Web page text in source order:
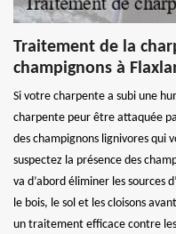
Traitement de la
champignons à
Si votre charpente a subi une
charpente peur être attaquée
des champignons lignivores qui
suspectez la présence des
va d’abord éliminer les sources
le bois, le sol et les cloisons
un traitement efficace contre